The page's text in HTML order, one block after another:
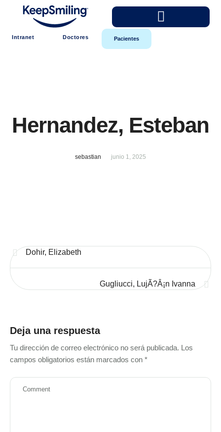
Intranet Doctores Pacientes
Hernandez, Esteban
sebastian junio 1, 2025
Dohir, Elizabeth
Gugliucci, LujÃ?Â¡n Ivanna
Deja una respuesta
Tu dirección de correo electrónico no será publicada. Los
campos obligatorios están marcados con *